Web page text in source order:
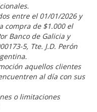
entre el 01/01/2026 y
compra de $1.000 el
Banco de Galicia y
5, Tte. J.D. Perón
aquellos clientes
al día con sus
o limitaciones